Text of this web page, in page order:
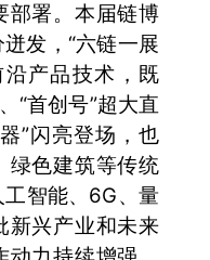
部署。本届链博
发，“六链一展
产品技术，既
“首创号”超大直
”闪亮登场，也
绿色建筑等传统
智能、6G、量
新兴产业和未来